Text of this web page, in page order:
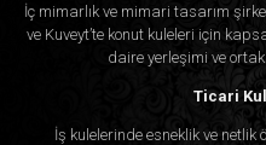
İç mimarlık ve mimari tasarım
ve Kuveyt’te konut kuleleri için
daire yerleşimi ve
Ticari
İş kulelerinde esneklik ve